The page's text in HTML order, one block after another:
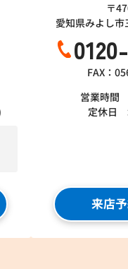
〒
愛知県みよし
FAX：
営業時間
定休日
来店